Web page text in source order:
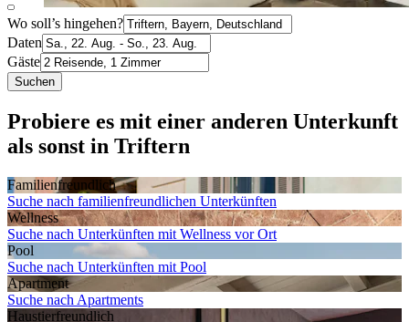
Wo soll’s hingehen?
Daten
Gäste
Suchen
Probiere es mit einer anderen Unterkunft
als sonst in Triftern
Familien­freundlich
Suche nach familienfreundlichen Unterkünften
Wellness
Suche nach Unterkünften mit Wellness vor Ort
Pool
Suche nach Unterkünften mit Pool
Apartment
Suche nach Apartments
Haustier­freundlich